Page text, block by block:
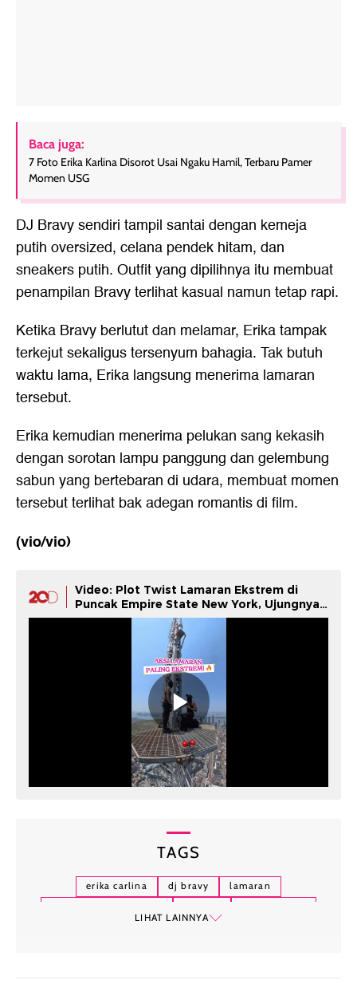
Baca juga:
7 Foto Erika Karlina Disorot Usai Ngaku Hamil, Terbaru Pamer
Momen USG
DJ Bravy sendiri tampil santai dengan kemeja
putih oversized, celana pendek hitam, dan
sneakers putih. Outfit yang dipilihnya itu membuat
penampilan Bravy terlihat kasual namun tetap rapi.
Ketika Bravy berlutut dan melamar, Erika tampak
terkejut sekaligus tersenyum bahagia. Tak butuh
waktu lama, Erika langsung menerima lamaran
tersebut.
Erika kemudian menerima pelukan sang kekasih
dengan sorotan lampu panggung dan gelembung
sabun yang bertebaran di udara, membuat momen
tersebut terlihat bak adegan romantis di film.
(vio/vio)
Video: Plot Twist Lamaran Ekstrem di
Puncak Empire State New York, Ujungnya
Apes!
TAGS
erika carlina dj bravy
lamaran
LIHAT LAINNYA